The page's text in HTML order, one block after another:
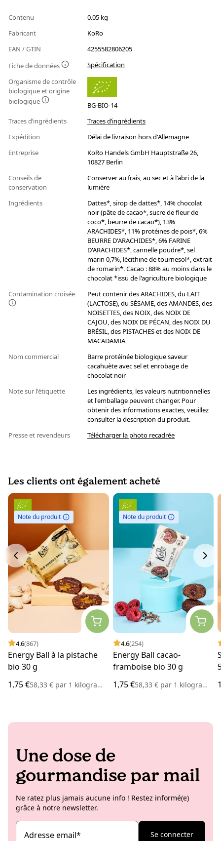
Contenu
0.05 kg
Fabricant
KoRo
EAN / GTIN
4255582806205
Fiche de données
Spécification
Organisme de contrôle
biologique et origine
biologique
BG-BIO-14
Traces d’ingrédients
Traces d’ingrédients
Expédition
Délai de livraison hors d'Allemagne
Entreprise
KoRo Handels GmbH Hauptstraße 26,
10827 Berlin
Conseils de
conservation
Conserver au frais, au sec et à l'abri de la
lumière
Ingrédients
Dattes*, sirop de dattes*, 14% chocolat
noir (pâte de cacao*, sucre de fleur de
coco*, beurre de cacao*), 13%
ARACHIDES*, 11% protéines de pois*, 6%
BEURRE D'ARACHIDES*, 6% FARINE
D'ARACHIDES*, cannelle poudre*, sel
marin 0,7%, lécithine de tournesol*, extrait
de romarin*. Cacao : 88% au moins dans le
chocolat *issu de l'agriculture biologique
Contamination croisée
Peut contenir des ARACHIDES, du LAIT
(LACTOSE), du SÉSAME, des AMANDES, des
NOISETTES, des NOIX, des NOIX DE
CAJOU, des NOIX DE PÉCAN, des NOIX DU
BRÉSIL, des PISTACHES et des NOIX DE
MACADAMIA
Nom commercial
Barre protéinée biologique saveur
cacahuète avec sel et enrobage de
chocolat noir
Note sur l'étiquette
Les ingrédients, les valeurs nutritionnelles
et l'emballage peuvent changer. Pour
obtenir des informations exactes, veuillez
consulter la description du produit.
Presse et revendeurs
Télécharger la photo recadrée
Les clients ont également acheté
Note du produit
4.6(867)
Energy Ball à la pistache
bio 30 g
1,75 €58,33 € par 1 kilogramme
Note du produit
4.6(254)
Energy Ball cacao-
framboise bio 30 g
1,75 €58,33 € par1 kilogramme
Une dose de
gourmandise par mail
Ne ratez plus jamais aucune info ! Restez informé(e)
grâce à notre newsletter.
Adresse email* Se connecter